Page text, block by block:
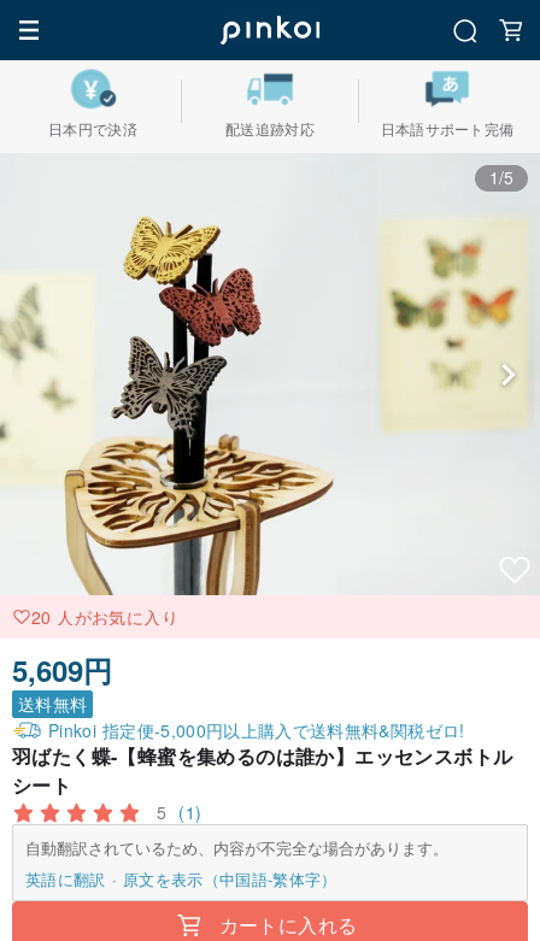
日本円で決済 配送追跡対応 日本語サポート完備
1/5
20 人がお気に入り
5,609円
送料無料
Pinkoi 指定便-5,000円以上購入で送料無料&関税ゼロ!
羽ばたく蝶-【蜂蜜を集めるのは誰か】エッセンスボトル
シート
5 (1)
自動翻訳されているため、内容が不完全な場合があります。
英語に翻訳
原文を表示（中国語-繁体字）
カートに入れる